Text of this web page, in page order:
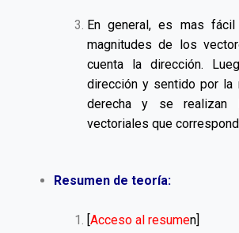
En general, es mas
magnitudes de los
cuenta la dirección.
dirección y sentido por la
derecha y se realizan
vectoriales que
Resumen de teoría:
Acceso al resumen]